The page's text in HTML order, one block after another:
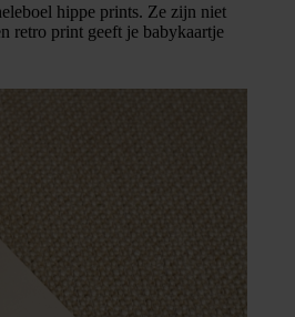
hippe prints. Ze zijn niet
retro print geeft je babykaartje